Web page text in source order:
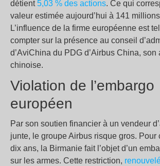
détient5,03 % des actions. Ce qui
valeur estimée aujourd’hui à 141 millions
L’influence de la firme européenne est
compter sur la présence au conseil
d’AviChina du PDG d’Airbus China, son
chinoise.
Violation de l’embargo
européen
Par son soutien financier à un vendeur
junte, le groupe Airbus risque gros. Pour
dix ans, la Birmanie fait l’objet d’un
sur les armes. Cette restriction,